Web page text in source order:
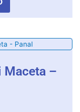
Maceta –